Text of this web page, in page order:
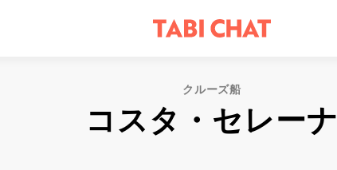
クルーズ船
コスタ・セレーナ